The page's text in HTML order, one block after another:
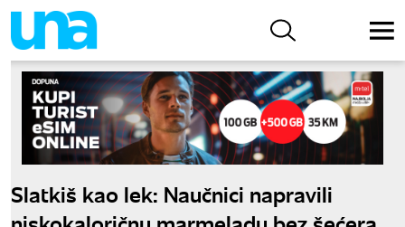
Slatkiš kao lek: Naučnici napravili